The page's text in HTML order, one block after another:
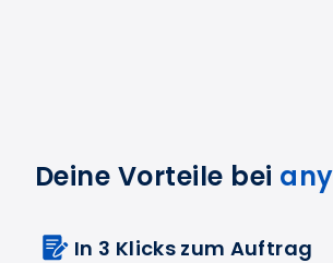
Deine Vorteile bei
In 3 Klicks zum Auftrag